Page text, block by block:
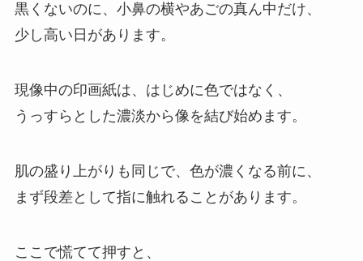
黒くないのに、小鼻の横やあごの真ん中だけ、
少し高い日があります。
現像中の印画紙は、はじめに色ではなく、
うっすらとした濃淡から像を結び始めます。
肌の盛り上がりも同じで、色が濃くなる前に、
まず段差として指に触れることがあります。
ここで慌てて押すと、